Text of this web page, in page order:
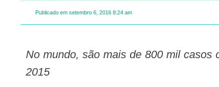
Publicado em setembro 6, 2016 8:24 am
No mundo, são mais de 800 mil casos consumados por ano; DF teve 130 registros apenas em
2015